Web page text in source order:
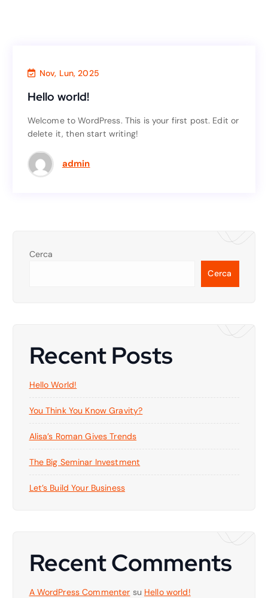
Nov, Lun, 2025
Hello world!
Welcome to WordPress. This is your first post. Edit or
delete it, then start writing!
admin
Welcome to WordPress. This is your first post. Edit or
Cerca
Cerca
Recent Posts
Hello World!
You Think You Know Gravity?
Alisa’s Roman Gives Trends
The Big Seminar Investment
Let’s Build Your Business
Recent Comments
A WordPress Commenter su Hello world!